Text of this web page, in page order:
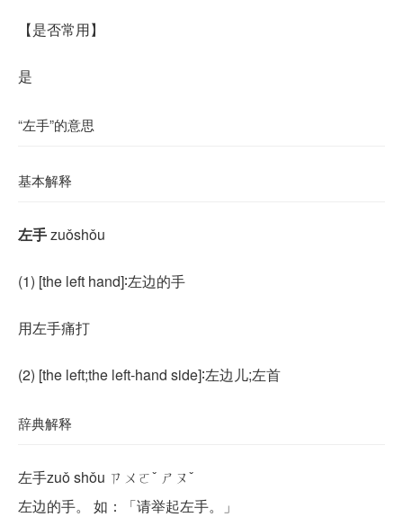
【是否常用】
是
“左手”的意思
基本解释
左手zuǒshǒu
(1) [the left hand]∶左边的手
用左手痛打
(2) [the left;the left-hand side]∶左边儿;左首
辞典解释
左手zuǒ shǒu ㄗㄨㄛˇ ㄕㄡˇ
左边的手。 如：「请举起左手。」